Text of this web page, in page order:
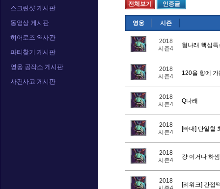
스크린샷 게시판
동영상 게시판
히어로즈 역사관
파티찾기 게시판
영웅 공작소 게시판
사건사고 게시판
카라짐 카시아 캘
트레이서 티란데 티
전체보기 인증글
영웅 시즌
2018
시즌4
혐나래 핵심특
2018
시즌4
120을 향에
2018
시즌4
Q나래
2018
시즌4
[빠대] 단일힐
2018
시즌4
걍 이거나 하셈
2018
[리워크] 간접